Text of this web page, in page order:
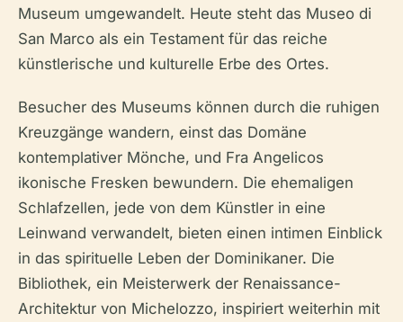
Museum umgewandelt. Heute steht das Museo di
San Marco als ein Testament für das reiche
künstlerische und kulturelle Erbe des Ortes.
Besucher des Museums können durch die ruhigen
Kreuzgänge wandern, einst das Domäne
kontemplativer Mönche, und Fra Angelicos
ikonische Fresken bewundern. Die ehemaligen
Schlafzellen, jede von dem Künstler in eine
Leinwand verwandelt, bieten einen intimen Einblick
in das spirituelle Leben der Dominikaner. Die
Bibliothek, ein Meisterwerk der Renaissance-
Architektur von Michelozzo, inspiriert weiterhin mit